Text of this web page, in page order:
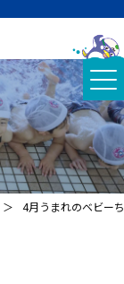
＞ 4月うまれのベビー